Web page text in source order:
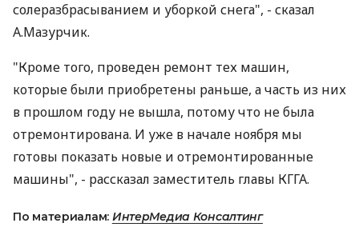
солеразбрасыванием и уборкой снега", - сказал
А.Мазурчик.
"Кроме того, проведен ремонт тех машин,
которые были приобретены раньше, а часть из них
в прошлом году не вышла, потому что не была
отремонтирована. И уже в начале ноября мы
готовы показать новые и отремонтированные
машины", - рассказал заместитель главы КГГА.
По материалам: ИнтерМедиа Консалтинг